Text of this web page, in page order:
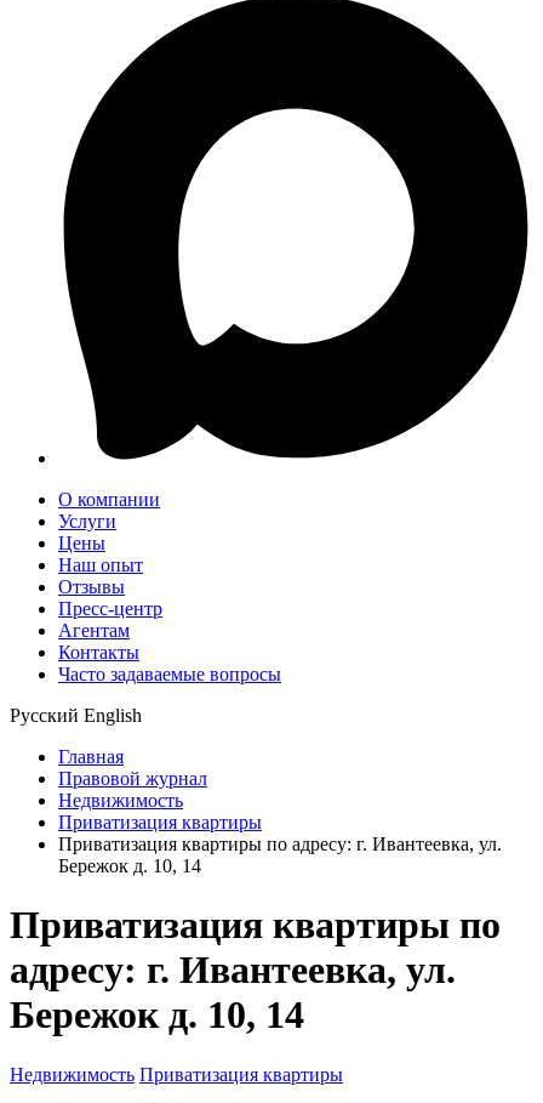
О компании
Услуги
Цены
Наш опыт
Отзывы
Пресс-центр
Агентам
Контакты
Часто задаваемые вопросы
Русский English
Главная
Правовой журнал
Недвижимость
Приватизация квартиры
Приватизация квартиры по адресу: г. Ивантеевка, ул.
Бережок д. 10, 14
Приватизация квартиры по
адресу: г. Ивантеевка, ул.
Бережок д. 10, 14
Недвижимость Приватизация квартиры